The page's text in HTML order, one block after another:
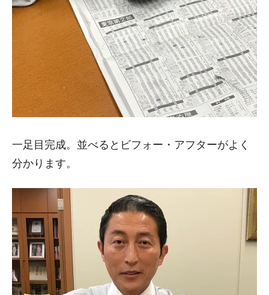
一足目完成。並べるとビフォー・アフターがよく
分かります。